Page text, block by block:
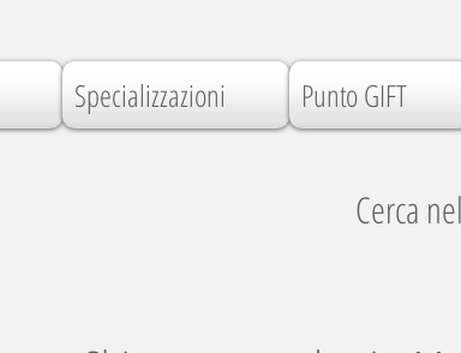
Specializzazioni Punto GIFT
Cerca